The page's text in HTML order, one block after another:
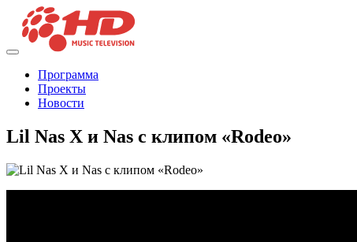
Программа
Проекты
Новости
Lil Nas X и Nas с клипом «Rodeo»